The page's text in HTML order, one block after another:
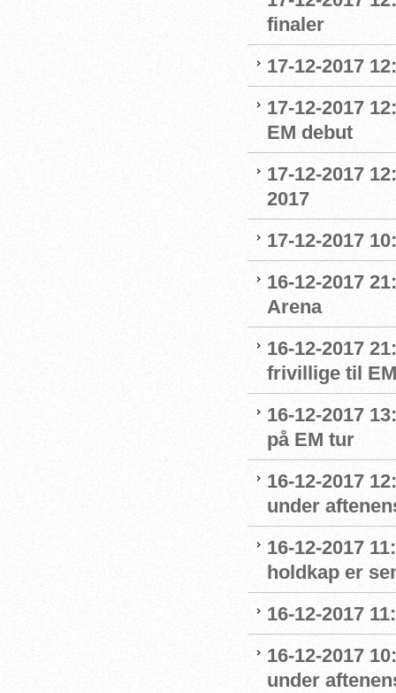
finaler
17-12-2017
17-12-2017
EM debut
17-12-2017
2017
17-12-2017
16-12-2017
Arena
16-12-2017
frivillige til
16-12-2017
på EM tur
16-12-2017
under
16-12-2017
holdkap er
16-12-2017
16-12-2017
under